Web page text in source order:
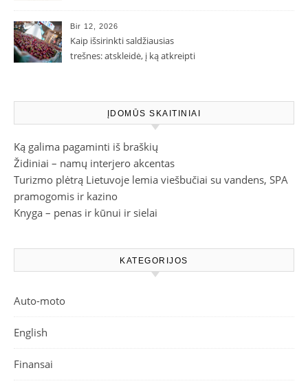
Bir 12, 2026
Kaip išsirinkti saldžiausias
trešnes: atskleidė, į ką atkreipti
ĮDOMŪS SKAITINIAI
Ką galima pagaminti iš braškių
Židiniai – namų interjero akcentas
Turizmo plėtrą Lietuvoje lemia viešbučiai su vandens, SPA
pramogomis ir kazino
Knyga – penas ir kūnui ir sielai
KATEGORIJOS
Auto-moto
English
Finansai